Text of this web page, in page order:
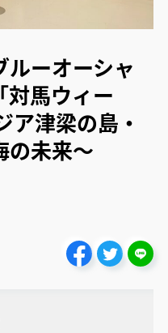
ーオーシャ
馬ウィー
ア津梁の島・
の未来～